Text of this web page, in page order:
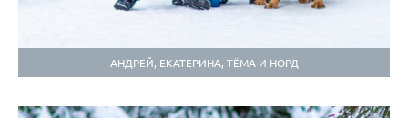
АНДРЕЙ, ЕКАТЕРИНА, ТЁМА И НОРД